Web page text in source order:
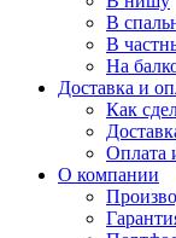
В
В
На
Доставка и
Как
Оплата
О компании